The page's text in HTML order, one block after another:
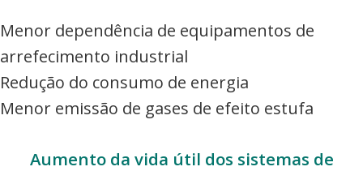
Menor dependência de equipamentos de
arrefecimento industrial
Redução do consumo de energia
Menor emissão de gases de efeito estufa
Aumento da vida útil dos sistemas de